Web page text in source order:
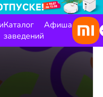
Каталог
заведений
Афиша